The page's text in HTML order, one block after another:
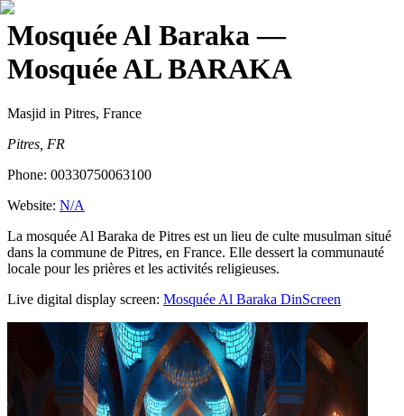
Mosquée Al Baraka—
Mosquée AL BARAKA
Masjid in Pitres, France
Pitres, FR
Phone: 00330750063100
Website: N/A
La mosquée Al Baraka de Pitres est un lieu de culte musulman situé
dans la commune de Pitres, en France. Elle dessert la communauté
locale pour les prières et les activités religieuses.
Live digital display screen: Mosquée Al Baraka DinScreen